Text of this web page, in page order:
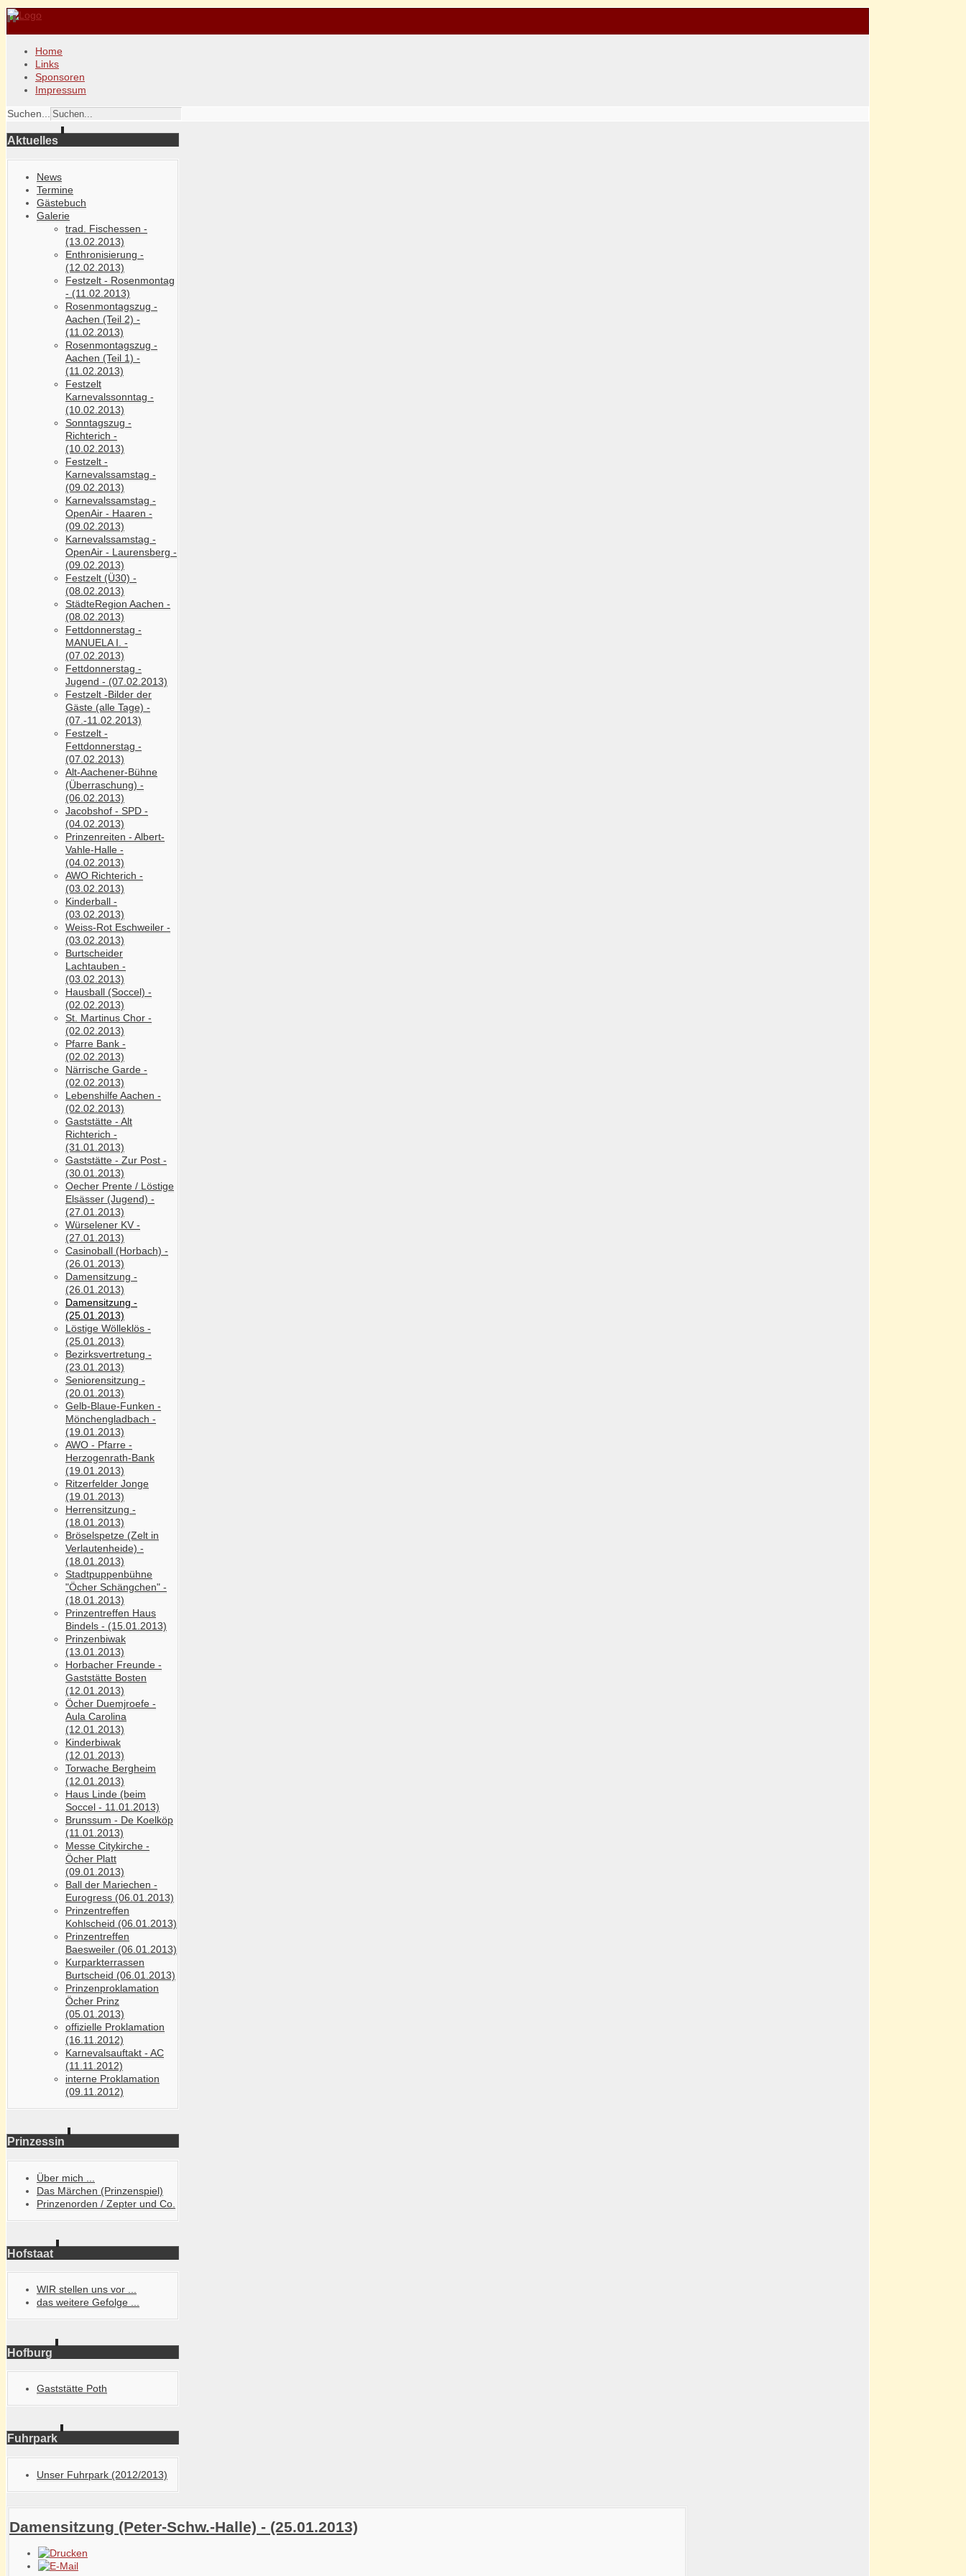
Home
Links
Sponsoren
Impressum
Suchen...
Aktuelles
News
Termine
Gästebuch
Galerie
trad. Fischessen -
(13.02.2013)
Enthronisierung -
(12.02.2013)
Festzelt - Rosenmontag
- (11.02.2013)
Rosenmontagszug -
Aachen (Teil 2) -
(11.02.2013)
Rosenmontagszug -
Aachen (Teil 1) -
(11.02.2013)
Festzelt
Karnevalssonntag -
(10.02.2013)
Sonntagszug -
Richterich -
(10.02.2013)
Festzelt -
Karnevalssamstag -
(09.02.2013)
Karnevalssamstag -
OpenAir - Haaren -
(09.02.2013)
Karnevalssamstag -
OpenAir - Laurensberg -
(09.02.2013)
Festzelt (Ü30) -
(08.02.2013)
StädteRegion Aachen -
(08.02.2013)
Fettdonnerstag -
MANUELA I. -
(07.02.2013)
Fettdonnerstag -
Jugend - (07.02.2013)
Festzelt -Bilder der
Gäste (alle Tage) -
(07.-11.02.2013)
Festzelt -
Fettdonnerstag -
(07.02.2013)
Alt-Aachener-Bühne
(Überraschung) -
(06.02.2013)
Jacobshof - SPD -
(04.02.2013)
Prinzenreiten - Albert-
Vahle-Halle -
(04.02.2013)
AWO Richterich -
(03.02.2013)
Kinderball -
(03.02.2013)
Weiss-Rot Eschweiler -
(03.02.2013)
Burtscheider
Lachtauben -
(03.02.2013)
Hausball (Soccel) -
(02.02.2013)
St. Martinus Chor -
(02.02.2013)
Pfarre Bank -
(02.02.2013)
Närrische Garde -
(02.02.2013)
Lebenshilfe Aachen -
(02.02.2013)
Gaststätte - Alt
Richterich -
(31.01.2013)
Gaststätte - Zur Post -
(30.01.2013)
Oecher Prente / Löstige
Elsässer (Jugend) -
(27.01.2013)
Würselener KV -
(27.01.2013)
Casinoball (Horbach) -
(26.01.2013)
Damensitzung -
(26.01.2013)
Damensitzung -
(25.01.2013)
Löstige Wölleklös -
(25.01.2013)
Bezirksvertretung -
(23.01.2013)
Seniorensitzung -
(20.01.2013)
Gelb-Blaue-Funken -
Mönchengladbach -
(19.01.2013)
AWO - Pfarre -
Herzogenrath-Bank
(19.01.2013)
Ritzerfelder Jonge
(19.01.2013)
Herrensitzung -
(18.01.2013)
Bröselspetze (Zelt in
Verlautenheide) -
(18.01.2013)
Stadtpuppenbühne
"Öcher Schängchen" -
(18.01.2013)
Prinzentreffen Haus
Bindels - (15.01.2013)
Prinzenbiwak
(13.01.2013)
Horbacher Freunde -
Gaststätte Bosten
(12.01.2013)
Öcher Duemjroefe -
Aula Carolina
(12.01.2013)
Kinderbiwak
(12.01.2013)
Torwache Bergheim
(12.01.2013)
Haus Linde (beim
Soccel - 11.01.2013)
Brunssum - De Koelköp
(11.01.2013)
Messe Citykirche -
Öcher Platt
(09.01.2013)
Ball der Mariechen -
Eurogress (06.01.2013)
Prinzentreffen
Kohlscheid (06.01.2013)
Prinzentreffen
Baesweiler (06.01.2013)
Kurparkterrassen
Burtscheid (06.01.2013)
Prinzenproklamation
Öcher Prinz
(05.01.2013)
offizielle Proklamation
(16.11.2012)
Karnevalsauftakt - AC
(11.11.2012)
interne Proklamation
(09.11.2012)
Prinzessin
Über mich ...
Das Märchen (Prinzenspiel)
Prinzenorden / Zepter und Co.
Hofstaat
WIR stellen uns vor ...
das weitere Gefolge ...
Hofburg
Gaststätte Poth
Fuhrpark
Unser Fuhrpark (2012/2013)
Damensitzung (Peter-Schw.-Halle) - (25.01.2013)